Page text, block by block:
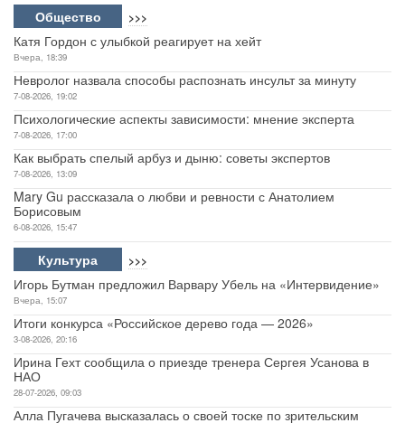
Общество >>>
Катя Гордон с улыбкой реагирует на хейт
Вчера, 18:39
Невролог назвала способы распознать инсульт за минуту
7-08-2026, 19:02
Психологические аспекты зависимости: мнение эксперта
7-08-2026, 17:00
Как выбрать спелый арбуз и дыню: советы экспертов
7-08-2026, 13:09
Mary Gu рассказала о любви и ревности с Анатолием
Борисовым
6-08-2026, 15:47
Культура >>>
Игорь Бутман предложил Варвару Убель на «Интервидение»
Вчера, 15:07
Итоги конкурса «Российское дерево года — 2026»
3-08-2026, 20:16
Ирина Гехт сообщила о приезде тренера Сергея Усанова в
НАО
28-07-2026, 09:03
Алла Пугачева высказалась о своей тоске по зрительским